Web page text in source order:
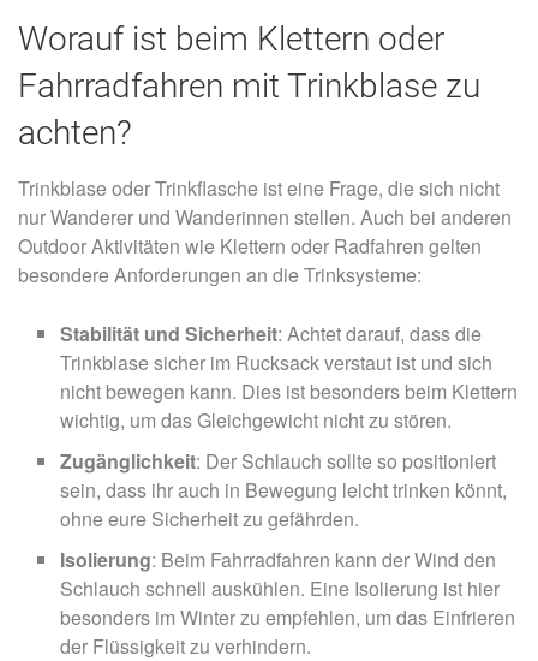
Worauf ist beim Klettern oder
Fahrradfahren mit Trinkblase zu
achten?
Trinkblase oder Trinkflasche ist eine Frage, die sich nicht
nur Wanderer und Wanderinnen stellen. Auch bei anderen
Outdoor Aktivitäten wie Klettern oder Radfahren gelten
besondere Anforderungen an die Trinksysteme:
Stabilität und Sicherheit: Achtet darauf, dass die
Trinkblase sicher im Rucksack verstaut ist und sich
nicht bewegen kann. Dies ist besonders beim Klettern
wichtig, um das Gleichgewicht nicht zu stören.
Zugänglichkeit: Der Schlauch sollte so positioniert
sein, dass ihr auch in Bewegung leicht trinken könnt,
ohne eure Sicherheit zu gefährden.
Isolierung: Beim Fahrradfahren kann der Wind den
Schlauch schnell auskühlen. Eine Isolierung ist hier
besonders im Winter zu empfehlen, um das Einfrieren
der Flüssigkeit zu verhindern.